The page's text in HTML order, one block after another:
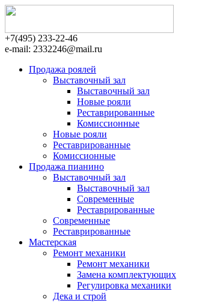
+7(495) 233-22-46
e-mail: 2332246@mail.ru
Продажа роялей
Выставочный зал
Выставочный зал
Новые рояли
Реставрированные
Комиссионные
Новые рояли
Реставрированные
Комиссионные
Продажа пианино
Выставочный зал
Выставочный зал
Современные
Реставрированные
Современные
Реставрированные
Мастерская
Ремонт механики
Ремонт механики
Замена комплектующих
Регулировка механики
Дека и строй